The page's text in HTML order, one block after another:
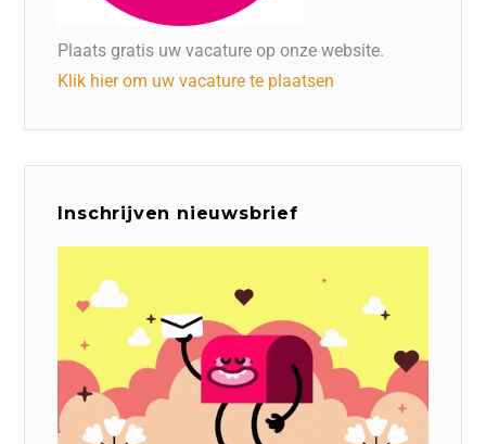
Plaats gratis uw vacature op onze website.
Klik hier om uw vacature te plaatsen
Inschrijven nieuwsbrief